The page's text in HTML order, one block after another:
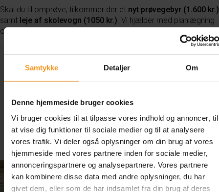
Samtykke Detaljer Om
Denne hjemmeside bruger cookies
Vi bruger cookies til at tilpasse vores indhold og annoncer, til
at vise dig funktioner til sociale medier og til at analysere
vores trafik. Vi deler også oplysninger om din brug af vores
hjemmeside med vores partnere inden for sociale medier,
annonceringspartnere og analysepartnere. Vores partnere
kan kombinere disse data med andre oplysninger, du har
givet dem, eller som de har indsamlet fra din brug af deres
Skal du til omprøve, tilkommer der et nyt prøvegebyr (1.600 kr.)
samt leje af skolevogn (1050 kr.) . Vi hjælper med planlægning
og ekstra træning, så du føler dig klar.